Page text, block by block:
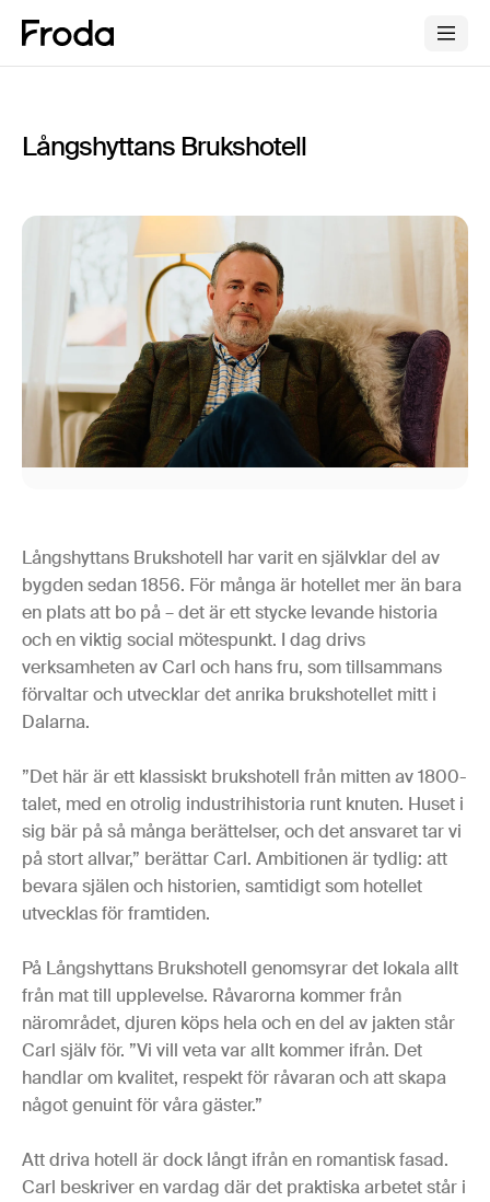
Långshyttans Brukshotell
Långshyttans Brukshotell har varit en självklar del av
bygden sedan 1856. För många är hotellet mer än bara
en plats att bo på – det är ett stycke levande historia
och en viktig social mötespunkt. I dag drivs
verksamheten av Carl och hans fru, som tillsammans
förvaltar och utvecklar det anrika brukshotellet mitt i
Dalarna.
”Det här är ett klassiskt brukshotell från mitten av 1800-
talet, med en otrolig industrihistoria runt knuten. Huset i
sig bär på så många berättelser, och det ansvaret tar vi
på stort allvar,” berättar Carl. Ambitionen är tydlig: att
bevara själen och historien, samtidigt som hotellet
utvecklas för framtiden.
På Långshyttans Brukshotell genomsyrar det lokala allt
från mat till upplevelse. Råvarorna kommer från
närområdet, djuren köps hela och en del av jakten står
Carl själv för. ”Vi vill veta var allt kommer ifrån. Det
handlar om kvalitet, respekt för råvaran och att skapa
något genuint för våra gäster.”
Att driva hotell är dock långt ifrån en romantisk fasad.
Carl beskriver en vardag där det praktiska arbetet står i